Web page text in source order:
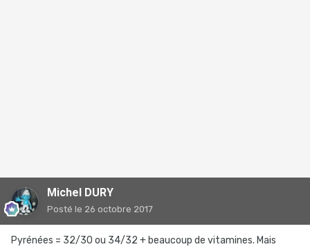
Michel DURY
Posté le 26 octobre 2017
Pyrénées = 32/30 ou 34/32 + beaucoup de vitamines. Mais